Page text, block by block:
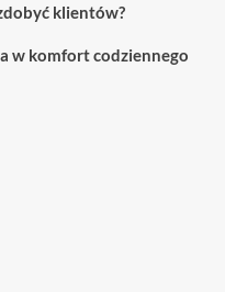
klientów?
w komfort codziennego